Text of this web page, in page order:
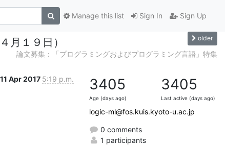
Sign In Sign Up
Manage this list
月１９日） older
論文募集：「プログラミングおよびプログラミング言語」特集
11 Apr 2017 5:19 p.m. 3405
Age (days ago)
3405
Last active (days ago)
logic-ml@fos.kuis.kyoto-u.ac.jp
0 comments
1 participants